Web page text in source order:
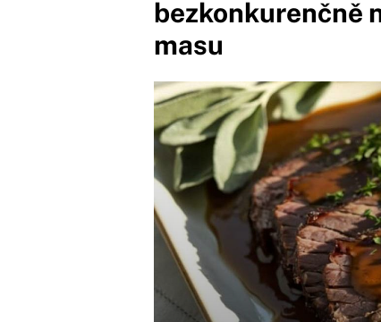
bezkonkurenčně
masu